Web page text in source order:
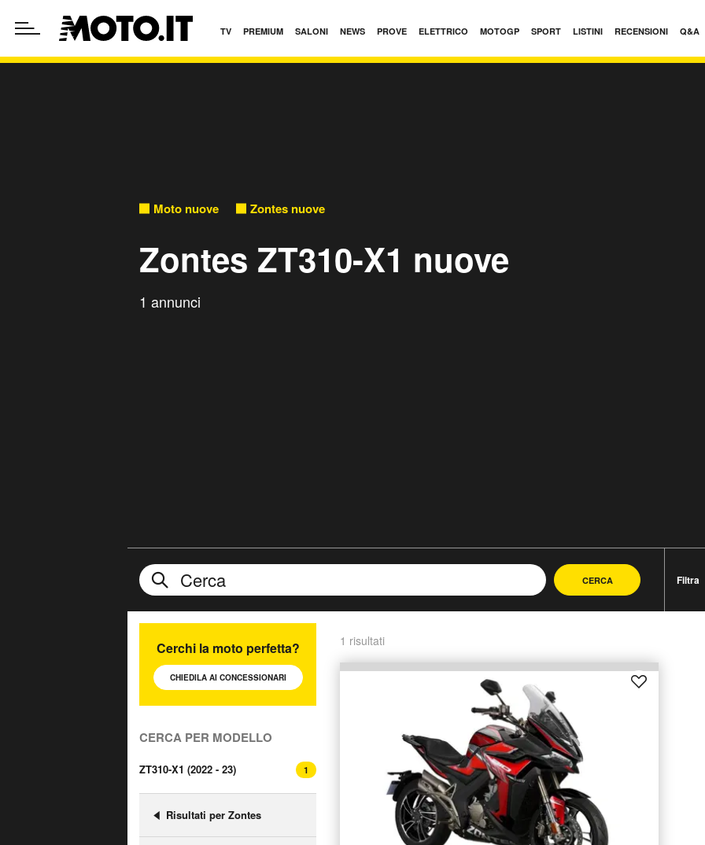
TV PREMIUM SALONI NEWS PROVE ELETTRICO MOTOGP SPORT LISTINI RECENSIONI Q&A
Moto nuove Zontes nuove
Zontes ZT310-X1 nuove
1 annunci
CERCA Filtra
Cerchi la moto perfetta?
CHIEDILA AI CONCESSIONARI
CERCA PER MODELLO
ZT310-X1 (2022 - 23) 1
Risultati per Zontes
1 risultati